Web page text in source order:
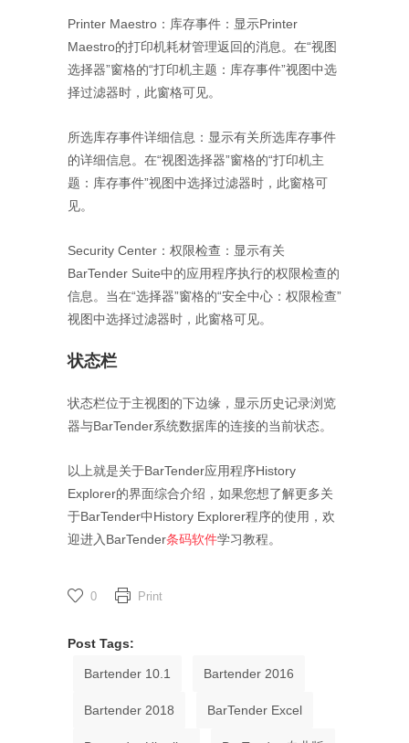
Printer Maestro：库存事件：显示Printer
Maestro的打印机耗材管理返回的消息。在“视图
选择器”窗格的“打印机主题：库存事件”视图中选
择过滤器时，此窗格可见。
所选库存事件详细信息：显示有关所选库存事件
的详细信息。在“视图选择器”窗格的“打印机主
题：库存事件”视图中选择过滤器时，此窗格可
见。
Security Center：权限检查：显示有关
BarTender Suite中的应用程序执行的权限检查的
信息。当在“选择器”窗格的“安全中心：权限检查”
视图中选择过滤器时，此窗格可见。
状态栏
状态栏位于主视图的下边缘，显示历史记录浏览
器与BarTender系统数据库的连接的当前状态。
以上就是关于BarTender应用程序History
Explorer的界面综合介绍，如果您想了解更多关
于BarTender中History Explorer程序的使用，欢
迎进入BarTender条码软件学习教程。
0 Print
Post Tags:
Bartender 10.1 Bartender 2016
Bartender 2018 BarTender Excel